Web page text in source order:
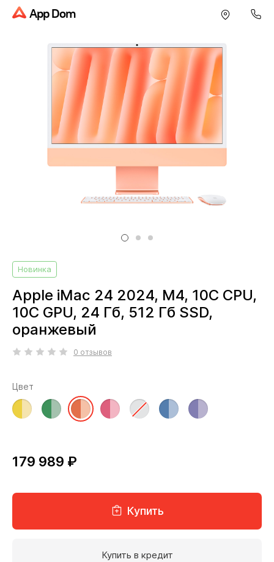
App Dom
Новинка
Apple iMac 24 2024, M4, 10C CPU,
10C GPU, 24 Гб, 512 Гб SSD,
оранжевый
0 отзывов
Цвет
179 989 ₽
Купить
Купить в кредит